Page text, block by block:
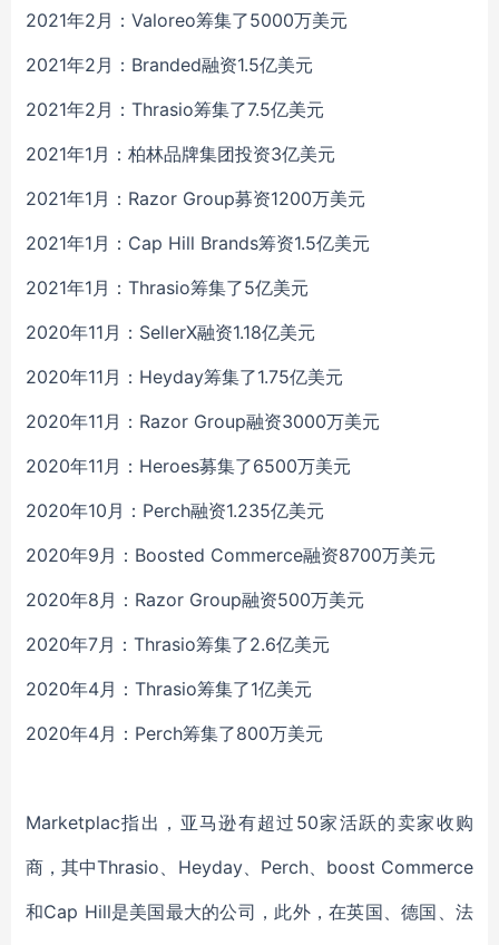
2021年2月：Valoreo筹集了5000万美元
2021年2月：Branded融资1.5亿美元
2021年2月：Thrasio筹集了7.5亿美元
2021年1月：柏林品牌集团投资3亿美元
2021年1月：Razor Group募资1200万美元
2021年1月：Cap Hill Brands筹资1.5亿美元
2021年1月：Thrasio筹集了5亿美元
2020年11月：SellerX融资1.18亿美元
2020年11月：Heyday筹集了1.75亿美元
2020年11月：Razor Group融资3000万美元
2020年11月：Heroes募集了6500万美元
2020年10月：Perch融资1.235亿美元
2020年9月：Boosted Commerce融资8700万美元
2020年8月：Razor Group融资500万美元
2020年7月：Thrasio筹集了2.6亿美元
2020年4月：Thrasio筹集了1亿美元
2020年4月：Perch筹集了800万美元
Marketplac指出，亚马逊有超过50家活跃的卖家收购
商，其中Thrasio、Heyday、Perch、boost Commerce
和Cap Hill是美国最大的公司，此外，在英国、德国、法